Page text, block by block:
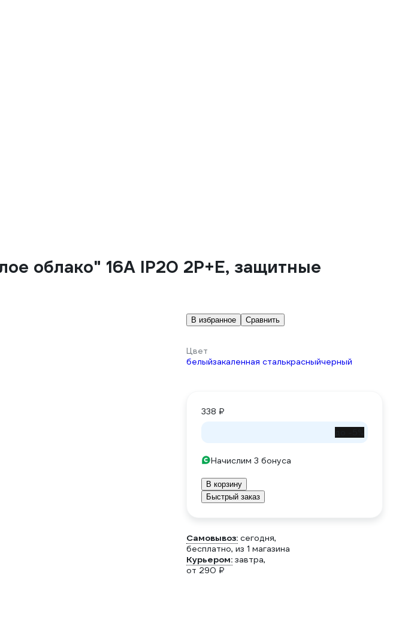
облако" 16А IP20 2P+E, защитные
В избранное Сравнить
Цвет
белыйзакаленная сталькрасныйчерный
338 ₽
Начислим 3 бонуса
В корзину
Быстрый заказ
Самовывоз: сегодня,
бесплатно, из 1 магазина
Курьером: завтра,
от 290 ₽